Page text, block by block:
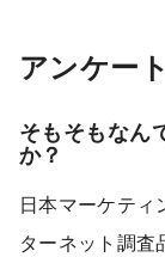
アンケー
そもそもなん
か？
日本マーケティ
ターネット調査